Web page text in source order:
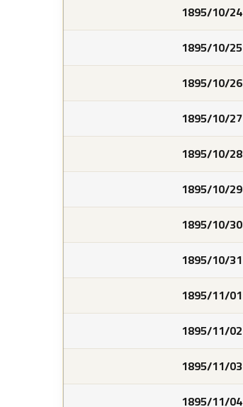
1895/10/24
1895/10/25
1895/10/26
1895/10/27
1895/10/28
1895/10/29
1895/10/30
1895/10/31
1895/11/01
1895/11/02
1895/11/03
1895/11/04